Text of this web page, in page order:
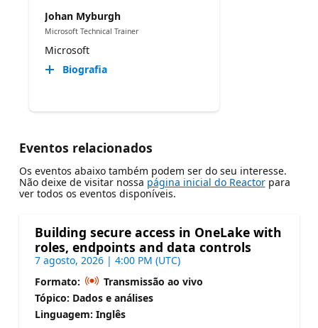
Johan Myburgh
Microsoft Technical Trainer
Microsoft
Biografia
Eventos relacionados
Os eventos abaixo também podem ser do seu interesse.
Não deixe de visitar nossa página inicial do Reactorpara
ver todos os eventos disponíveis.
Building secure access in OneLake with
roles, endpoints and data controls
7 agosto, 2026 | 4:00 PM (UTC)
Formato:
Transmissão ao vivo
Tópico: Dados e análises
Linguagem: Inglês